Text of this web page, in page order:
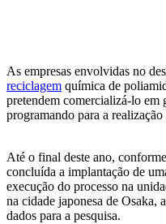
As empresas envolvidas no
reciclagem química de
pretendem comercializá-lo em
programando para a
Até o final deste ano,
concluída a implantação de
execução do processo na
na cidade japonesa de Osaka,
dados para a pesquisa.